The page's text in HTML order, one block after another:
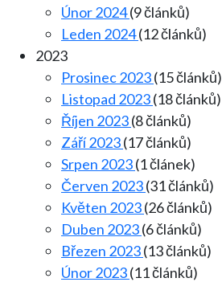
Únor 2024(9 článků)
Leden 2024(12 článků)
2023
Prosinec 2023(15 článků)
Listopad 2023(18 článků)
Říjen 2023(8 článků)
Září 2023(17 článků)
Srpen 2023(1 článek)
Červen 2023(31 článků)
Květen 2023(26 článků)
Duben 2023(6 článků)
Březen 2023(13 článků)
Únor 2023(11 článků)